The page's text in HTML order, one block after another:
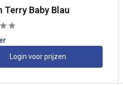
Terry Baby Blau
Login voor prijzen